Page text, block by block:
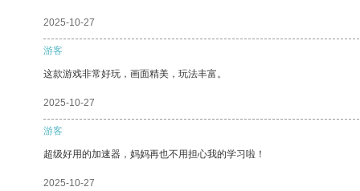
2025-10-27
游客
这款游戏非常好玩，画面精美，玩法丰富。
2025-10-27
游客
超级好用的加速器，妈妈再也不用担心我的学习啦！
2025-10-27